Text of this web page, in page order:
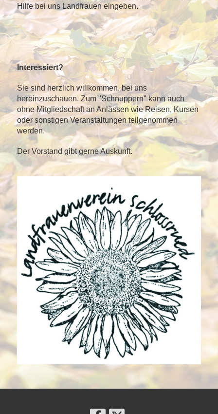
Hilfe bei uns Landfrauen eingeben.
Interessiert?
Sie sind herzlich willkommen, bei uns
hereinzuschauen. Zum "Schnuppern" kann auch
ohne Mitgliedschaft an Anlässen wie Reisen, Kursen
oder sonstigen Veranstaltungen teilgenommen
werden.
Der Vorstand gibt gerne Auskunft.